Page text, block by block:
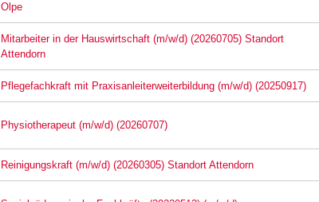
Olpe
Mitarbeiter in der Hauswirtschaft (m/w/d) (20260705) Standort
Attendorn
Pflegefachkraft mit Praxisanleiterweiterbildung (m/w/d) (20250917)
Physiotherapeut (m/w/d) (20260707)
Reinigungskraft (m/w/d) (20260305) Standort Attendorn